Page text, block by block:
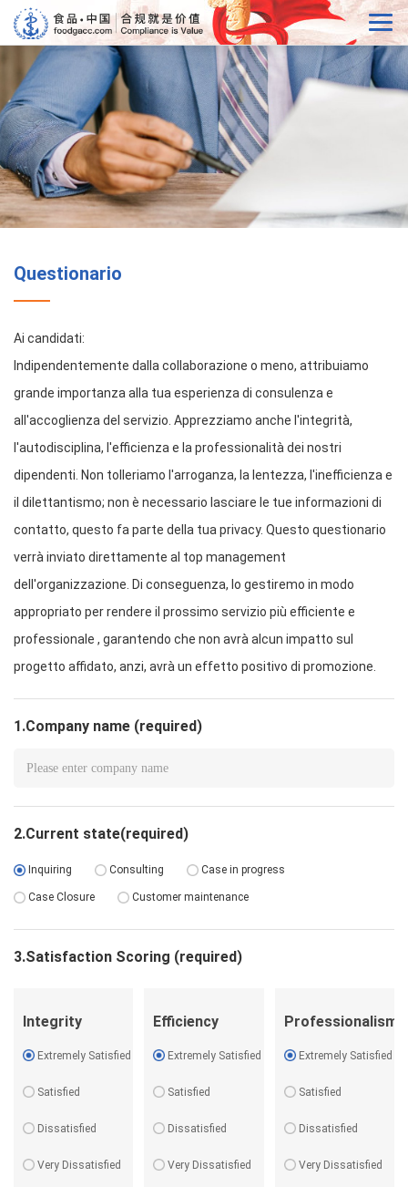
Questionario
Ai candidati:
Indipendentemente dalla collaborazione o meno, attribuiamo
grande importanza alla tua esperienza di consulenza e
all'accoglienza del servizio. Apprezziamo anche l'integrità,
l'autodisciplina, l'efficienza e la professionalità dei nostri
dipendenti. Non tolleriamo l'arroganza, la lentezza, l'inefficienza e
il dilettantismo; non è necessario lasciare le tue informazioni di
contatto, questo fa parte della tua privacy. Questo questionario
verrà inviato direttamente al top management
dell'organizzazione. Di conseguenza, lo gestiremo in modo
appropriato per rendere il prossimo servizio più efficiente e
professionale , garantendo che non avrà alcun impatto sul
progetto affidato, anzi, avrà un effetto positivo di promozione.
1.Company name (required)
2.Current state(required)
Inquiring Consulting Case in progress
Case Closure Customer maintenance
3.Satisfaction Scoring (required)
Integrity
Extremely Satisfied
Satisfied
Dissatisfied
Very Dissatisfied
Efficiency
Extremely Satisfied
Satisfied
Dissatisfied
Very Dissatisfied
Professionalism
Extremely Satisfied
Satisfied
Dissatisfied
Very Dissatisfied